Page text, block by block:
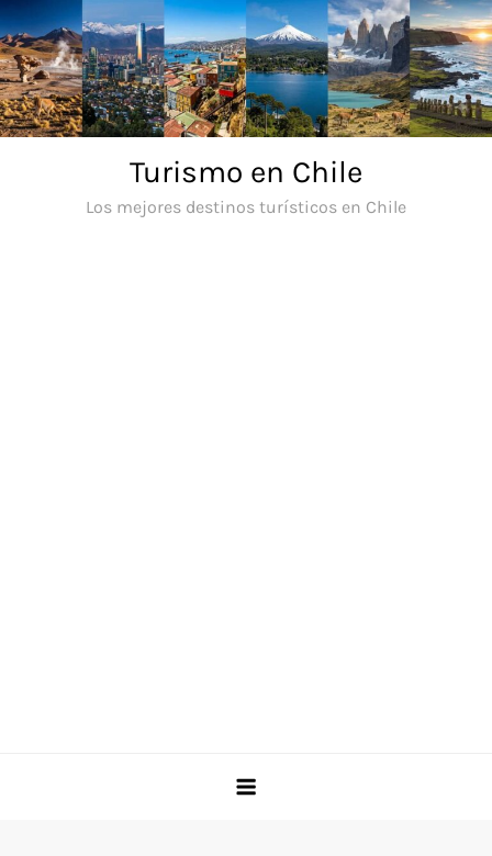
Saltar
al
contenido
Turismo en Chile
Los mejores destinos turísticos en Chile